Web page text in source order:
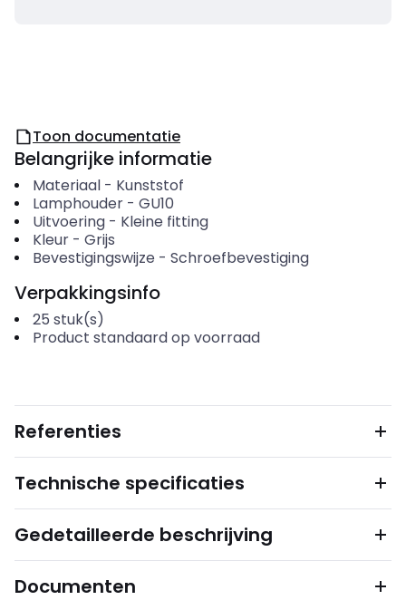
Toon documentatie
Belangrijke informatie
Materiaal- Kunststof
Lamphouder- GU10
Uitvoering- Kleine fitting
Kleur- Grijs
Bevestigingswijze - Schroefbevestiging
Verpakkingsinfo
25 stuk(s)
Product standaard op voorraad
Referenties
Technische specificaties
Gedetailleerde beschrijving
Documenten